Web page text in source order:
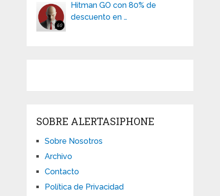
Hitman GO con 80% de
descuento en …
SOBRE ALERTASIPHONE
Sobre Nosotros
Archivo
Contacto
Política de Privacidad